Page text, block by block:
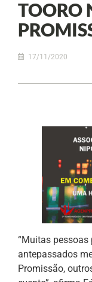
TOORO
17/11/2020
“Muitas
antepassados
Promissão,